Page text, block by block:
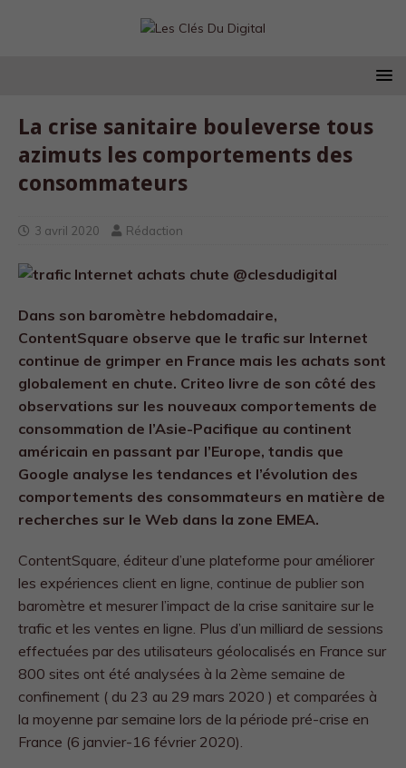
La crise sanitaire bouleverse tous
azimuts les comportements des
consommateurs
3 avril 2020 Rédaction
Dans son baromètre hebdomadaire,
ContentSquare observe que le trafic sur Internet
continue de grimper en France mais les achats sont
globalement en chute. Criteo livre de son côté des
observations sur les nouveaux comportements de
consommation de l’Asie-Pacifique au continent
américain en passant par l’Europe, tandis que
Google analyse les tendances et l’évolution des
comportements des consommateurs en matière de
recherches sur le Web dans la zone EMEA.
ContentSquare, éditeur d’une plateforme pour améliorer
les expériences client en ligne, continue de publier son
baromètre et mesurer l’impact de la crise sanitaire sur le
trafic et les ventes en ligne. Plus d’un milliard de sessions
effectuées par des utilisateurs géolocalisés en France sur
800 sites ont été analysées à la 2ème semaine de
confinement ( du 23 au 29 mars 2020 ) et comparées à
la moyenne par semaine lors de la période pré-crise en
France (6 janvier-16 février 2020).